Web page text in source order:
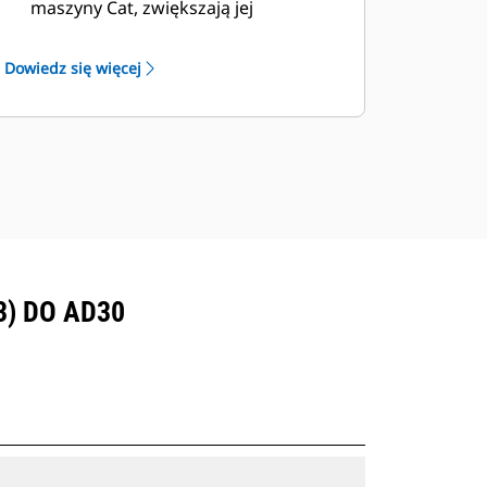
maszyny Cat, zwiększają jej
Szeroka oferta pozwalająca spełnić
indywidualne wymagania danej
kopalni.
Dowiedz się więcej
DO AD30